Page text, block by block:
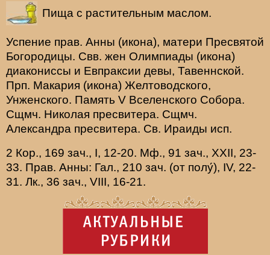
Пища с растительным маслом.
Успение прав. Анны (икона), матери Пресвятой
Богородицы. Свв. жен Олимпиады (икона)
диакониссы и Евпраксии девы, Тавеннской.
Прп. Макария (икона) Желтоводского,
Унженского. Память V Вселенского Собора.
Сщмч. Николая пресвитера. Сщмч.
Александра пресвитера. Св. Ираиды исп.
2 Кор., 169 зач., I, 12-20. Мф., 91 зач., XXII, 23-
33. Прав. Анны: Гал., 210 зач. (от полу́), IV, 22-
31. Лк., 36 зач., VIII, 16-21.